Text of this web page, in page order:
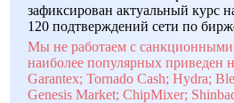
зафиксирован актуальный курс
120 подтверждений сети по
Мы не работаем с
наиболее популярных приведен
Garantex; Tornado Cash; Hydra;
Genesis Market; ChipMixer;